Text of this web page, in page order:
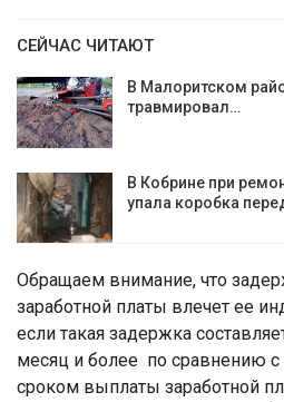
СЕЙЧАС ЧИТАЮТ
В Малоритском
травмировал…
В Кобрине при
упала коробка
Обращаем внимание, что
заработной платы влечет ее
если такая задержка
месяц и более по сравнению
сроком выплаты заработной